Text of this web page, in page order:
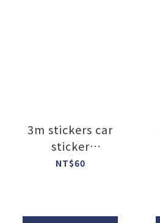
3m stickers car
sticker
Locomotive
NT$60